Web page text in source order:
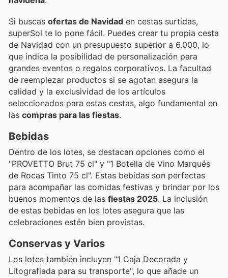
Si buscas ofertas de Navidad en cestas surtidas,
superSol te lo pone fácil. Puedes crear tu propia cesta
de Navidad con un presupuesto superior a 6.000, lo
que indica la posibilidad de personalización para
grandes eventos o regalos corporativos. La facultad
de reemplezar productos si se agotan asegura la
calidad y la exclusividad de los artículos
seleccionados para estas cestas, algo fundamental en
las compras para las fiestas.
Bebidas
Dentro de los lotes, se destacan opciones como el
"PROVETTO Brut 75 cl" y "1 Botella de Vino Marqués
de Rocas Tinto 75 cl". Estas bebidas son perfectas
para acompañar las comidas festivas y brindar por los
buenos momentos de las fiestas 2025. La inclusión
de estas bebidas en los lotes asegura que las
celebraciones estén bien provistas.
Conservas y Varios
Los lotes también incluyen "1 Caja Decorada y
Litografiada para su transporte", lo que añade un